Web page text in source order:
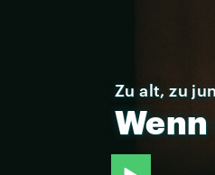
Zu alt, zu
Wenn